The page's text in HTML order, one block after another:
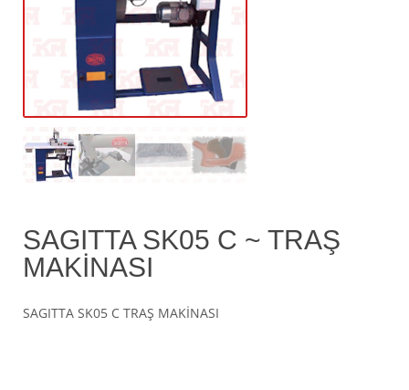
SAGITTA SK05 C ~ TRAŞ
MAKİNASI
SAGITTA SK05 C TRAŞ MAKİNASI